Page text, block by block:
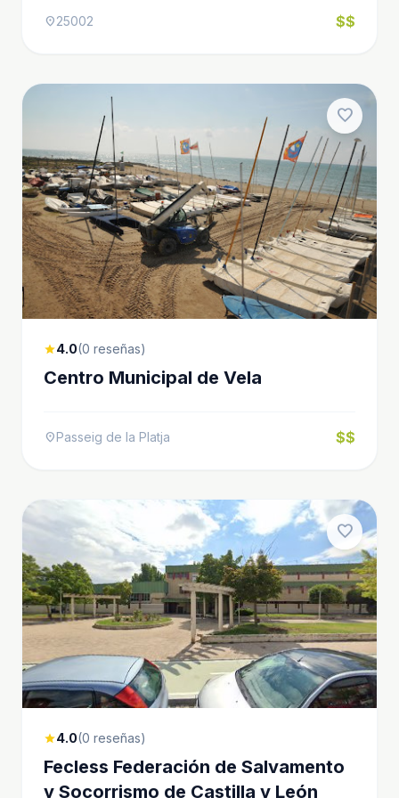
location_on25002 $$
favorite
star4.0(0 reseñas)
Centro Municipal de Vela
location_onPasseig de la Platja $$
favorite
star4.0(0 reseñas)
Fecless Federación de Salvamento
y Socorrismo de Castilla y León